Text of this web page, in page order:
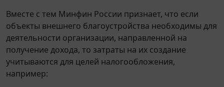
Вместе с тем Минфин России признает, что если
объекты внешнего благоустройства необходимы для
деятельности организации, направленной на
получение дохода, то затраты на их создание
учитываются для целей налогообложения,
например: